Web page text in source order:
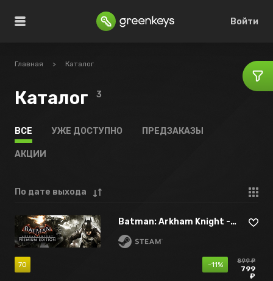
Войти
Главная > Каталог
Каталог 3
ВСЕ УЖЕ ДОСТУПНО ПРЕДЗАКАЗЫ
АКЦИИ
По дате выхода
Batman: Arkham Knight - Premium Edition
70 -11% 899 ₽
799
₽